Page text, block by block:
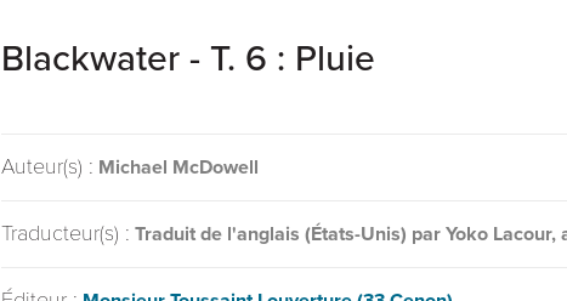
Blackwater - T. 6 : Pluie
Auteur(s) : Michael McDowell
Traducteur(s) : Traduit de l'anglais (États-Unis) par Yoko